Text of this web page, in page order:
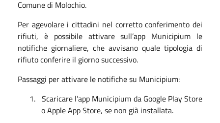
Comune di Molochio.
Per agevolare i cittadini nel corretto conferimento dei
rifiuti, è possibile attivare sull’app Municipium le
notifiche giornaliere, che avvisano quale tipologia di
rifiuto conferire il giorno successivo.
Passaggi per attivare le notifiche su Municipium:
1. Scaricare l’app Municipium da Google Play Store
o Apple App Store, se non già installata.